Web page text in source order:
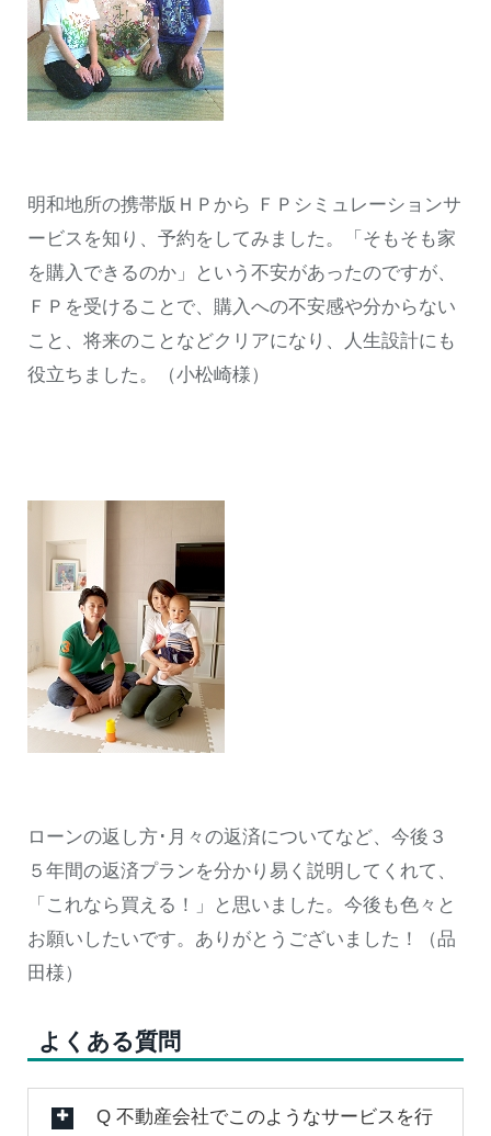
明和地所の携帯版ＨＰから ＦＰシミュレーションサ
ービスを知り、予約をしてみました。「そもそも家
を購入できるのか」という不安があったのですが、
ＦＰを受けることで、購入への不安感や分からない
こと、将来のことなどクリアになり、人生設計にも
役立ちました。（小松崎様）
ローンの返し方･月々の返済についてなど、今後３
５年間の返済プランを分かり易く説明してくれて、
「これなら買える！」と思いました。今後も色々と
お願いしたいです。ありがとうございました！（品
田様）
よくある質問
Q 不動産会社でこのようなサービスを行